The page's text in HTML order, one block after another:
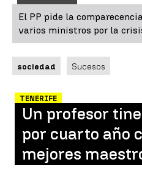
El PP pide la
varios ministros por la
sociedad Sucesos
TENERIFE
Un profesor
por cuarto año
mejores